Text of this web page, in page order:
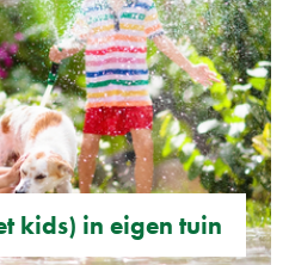
kids) in eigen tuin